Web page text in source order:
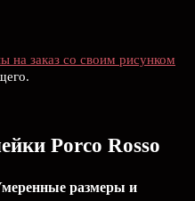
на заказ со своим рисунком
Porco Rosso
размеры и